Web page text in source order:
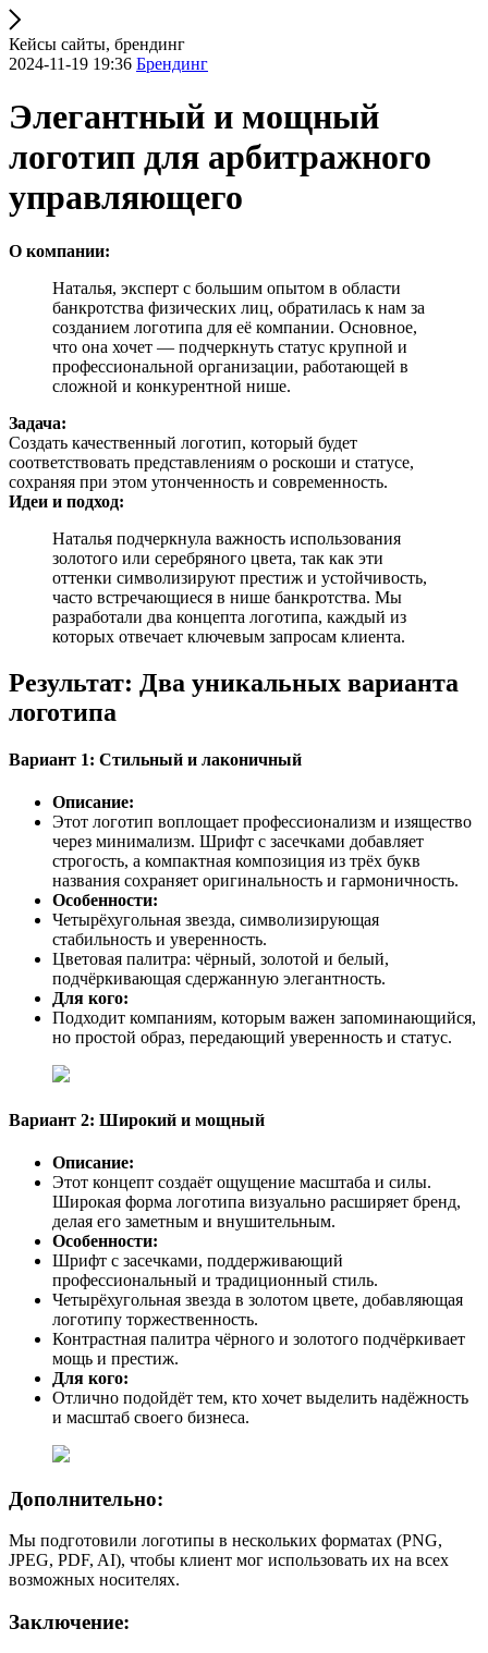
Кейсы сайты, брендинг
2024-11-19 19:36 Брендинг
Элегантный и мощный
логотип для арбитражного
управляющего
О компании:
Наталья, эксперт с большим опытом в области
банкротства физических лиц, обратилась к нам за
созданием логотипа для её компании. Основное,
что она хочет — подчеркнуть статус крупной и
профессиональной организации, работающей в
сложной и конкурентной нише.
Задача:
Создать качественный логотип, который будет
соответствовать представлениям о роскоши и статусе,
сохраняя при этом утонченность и современность.
Идеи и подход:
Наталья подчеркнула важность использования
золотого или серебряного цвета, так как эти
оттенки символизируют престиж и устойчивость,
часто встречающиеся в нише банкротства. Мы
разработали два концепта логотипа, каждый из
которых отвечает ключевым запросам клиента.
Результат: Два уникальных варианта
логотипа
Вариант 1: Стильный и лаконичный
Описание:
Этот логотип воплощает профессионализм и изящество
через минимализм. Шрифт с засечками добавляет
строгость, а компактная композиция из трёх букв
названия сохраняет оригинальность и гармоничность.
Особенности:
Четырёхугольная звезда, символизирующая
стабильность и уверенность.
Цветовая палитра: чёрный, золотой и белый,
подчёркивающая сдержанную элегантность.
Для кого:
Подходит компаниям, которым важен запоминающийся,
но простой образ, передающий уверенность и статус.
Вариант 2: Широкий и мощный
Описание:
Этот концепт создаёт ощущение масштаба и силы.
Широкая форма логотипа визуально расширяет бренд,
делая его заметным и внушительным.
Особенности:
Шрифт с засечками, поддерживающий
профессиональный и традиционный стиль.
Четырёхугольная звезда в золотом цвете, добавляющая
логотипу торжественность.
Контрастная палитра чёрного и золотого подчёркивает
мощь и престиж.
Для кого:
Отлично подойдёт тем, кто хочет выделить надёжность
и масштаб своего бизнеса.
Дополнительно:
Мы подготовили логотипы в нескольких форматах (PNG,
JPEG, PDF, AI), чтобы клиент мог использовать их на всех
возможных носителях.
Заключение: